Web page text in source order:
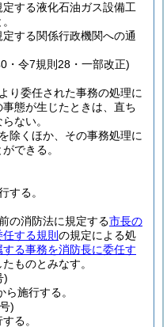
する液化石油ガス設備工
する関係行政機関への通
・令7規則28・一部改正)
り委任された事務の処理に
態が生じたときは、直ち
ない。
除くほか、その事務処理に
できる。
する。
の消防法に規定する市長の
する規則 の規定による処
る事務を消防長に委任す
ものとみなす。
)
施行する。
)
る。